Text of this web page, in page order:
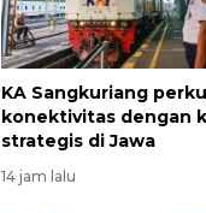
KA Sangkuriang
konektivitas dengan
strategis di Jawa
14 jam lalu